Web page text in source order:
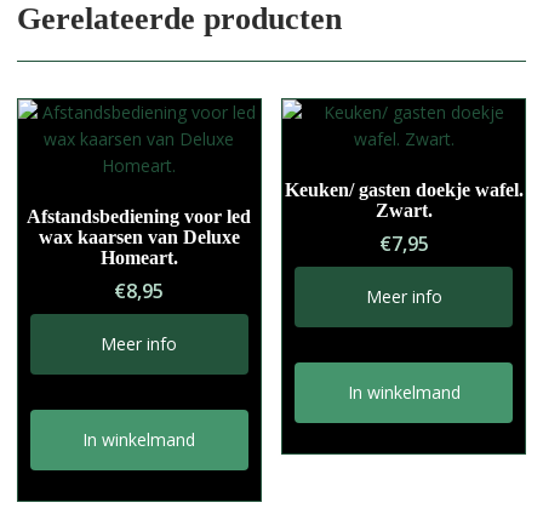
Gerelateerde producten
Afstandsbediening voor led
wax kaarsen van Deluxe
Homeart.
€8,95
Meer info
In winkelmand
Keuken/ gasten doekje wafel.
Zwart.
€7,95
Meer info
In winkelmand